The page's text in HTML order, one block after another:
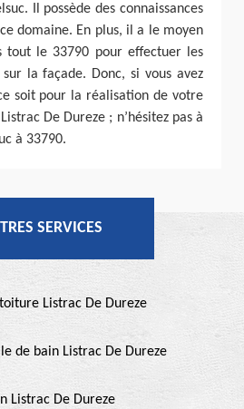
Il possède des connaissances
domaine. En plus, il a le moyen
tout le 33790 pour effectuer les
la façade. Donc, si vous avez
soit pour la réalisation de votre
De Dureze ; n’hésitez pas à
à 33790.
SERVICES
Listrac De Dureze
de bain Listrac De Dureze
Listrac De Dureze